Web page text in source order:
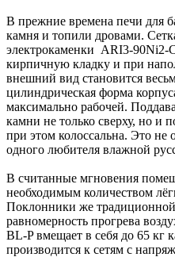
В прежние времена печи для
камня и топили дровами.
электрокаменки ARI3-90Ni2-
кирпичную кладку и при
внешний вид становится
цилиндрическая форма
максимально рабочей.
камни не только сверху, но и
при этом колоссальна. Это
одного любителя влажной
В считанные мгновения
необходимым количеством
Поклонники же традиционной
равномерность прогрева
BL-P вмещает в себя до 65 кг
производится к сетям с